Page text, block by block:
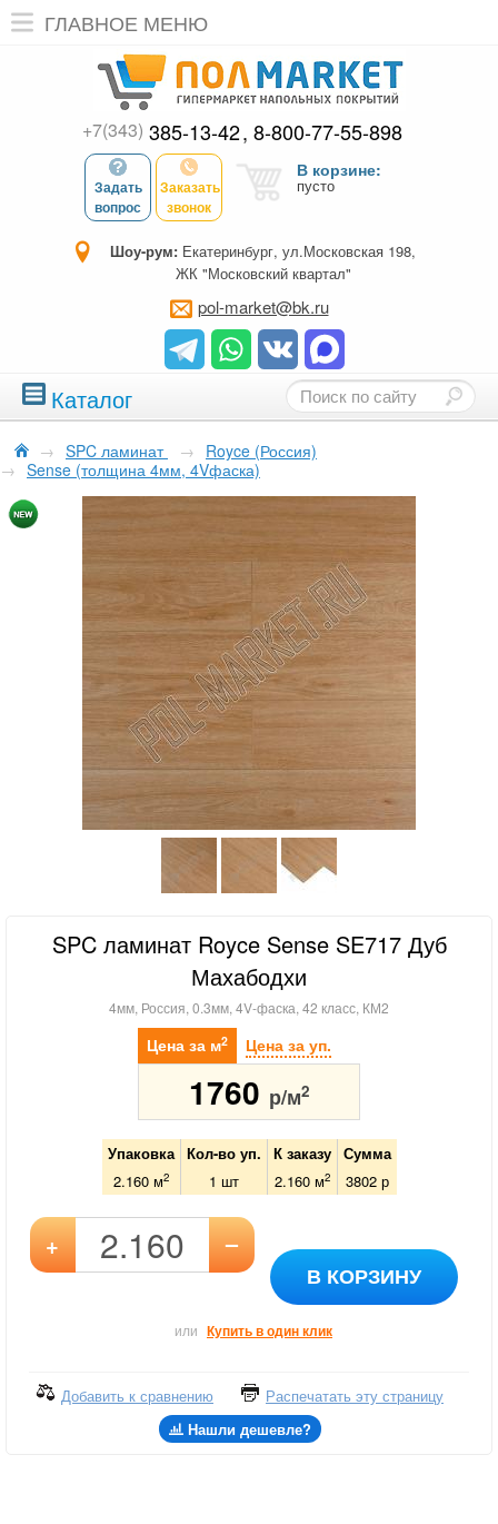
ГЛАВНОЕ МЕНЮ
+7(343) 385-13-42 8-800-77-55-898
Задать
вопрос
Заказать
звонок
В корзине:
пусто
Шоу-рум: Екатеринбург, ул.Московская 198,
ЖК "Московский квартал"
pol-market@bk.ru
Каталог
→ SPC ламинат → Royce (Россия)
→ Sense (толщина 4мм, 4Vфаска)
SPC ламинат Royce Sense SE717 Дуб
Махабодхи
4мм, Россия, 0.3мм, 4V-фаска, 42 класс, КМ2
Цена за м2 Цена за уп.
1760 р/м2
Упаковка Кол-во уп. К заказу
Сумма
2.160 м2 1 шт 2.160м2 3802р
+ –
В КОРЗИНУ
или Купить в один клик
Добавить к сравнению
Распечатать эту страницу
Нашли дешевле?